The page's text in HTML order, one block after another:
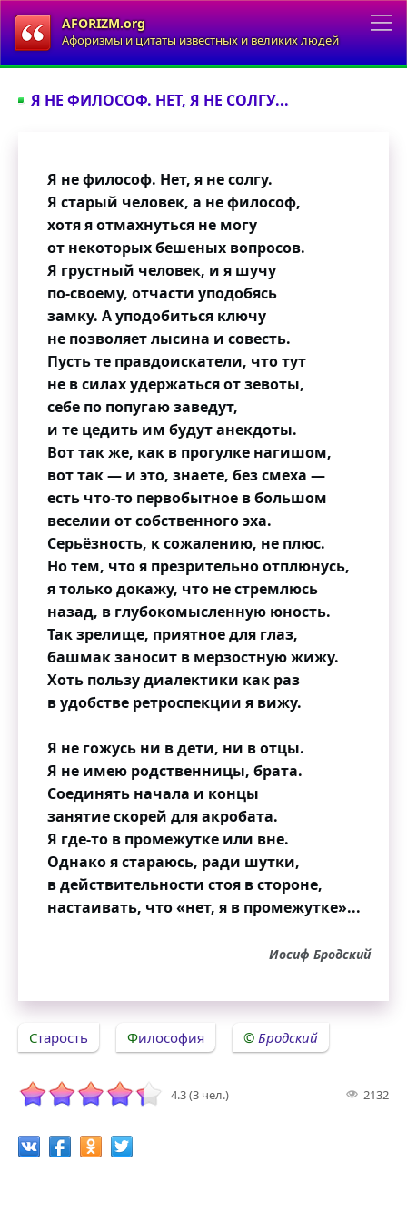
AFORIZM.org
Афоризмы и цитаты известных и великих людей
Я НЕ ФИЛОСОФ. НЕТ, Я НЕ СОЛГУ...
Я не философ. Нет, я не солгу.
Я старый человек, а не философ,
хотя я отмахнуться не могу
от некоторых бешеных вопросов.
Я грустный человек, и я шучу
по-своему, отчасти уподобясь
замку. А уподобиться ключу
не позволяет лысина и совесть.
Пусть те правдоискатели, что тут
не в силах удержаться от зевоты,
себе по попугаю заведут,
и те цедить им будут анекдоты.
Вот так же, как в прогулке нагишом,
вот так — и это, знаете, без смеха —
есть что-то первобытное в большом
веселии от собственного эха.
Серьёзность, к сожалению, не плюс.
Но тем, что я презрительно отплюнусь,
я только докажу, что не стремлюсь
назад, в глубокомысленную юность.
Так зрелище, приятное для глаз,
башмак заносит в мерзостную жижу.
Хоть пользу диалектики как раз
в удобстве ретроспекции я вижу.
Я не гожусь ни в дети, ни в отцы.
Я не имею родственницы, брата.
Соединять начала и концы
занятие скорей для акробата.
Я где-то в промежутке или вне.
Однако я стараюсь, ради шутки,
в действительности стоя в стороне,
настаивать, что «нет, я в промежутке»...
Иосиф Бродский
Старость Философия Бродский
4.3 (3 чел.) 2132